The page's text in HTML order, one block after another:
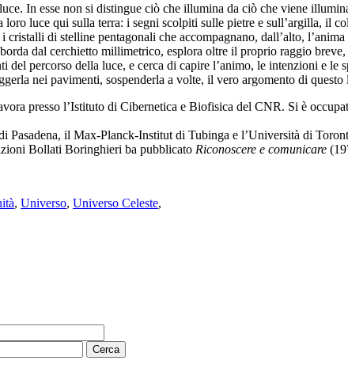
In esse non si distingue ciò che illumina da ciò che viene
luce qui sulla terra: i segni scolpiti sulle pietre e sull’argilla, il
di stelline pentagonali che accompagnano, dall’alto,
dal cerchietto millimetrico, esplora oltre il proprio raggio
percorso della luce, e cerca di capire l’animo, le intenzioni e
nei pavimenti, sospenderla a volte, il vero argomento di questo
presso l’Istituto di Cibernetica e Biofisica del CNR. Si è
il Max-Planck-Institut di Tubinga e l’Università di
Bollati Boringhieri ba pubblicato Riconoscere e comunicare
, Universo, Universo Celeste,